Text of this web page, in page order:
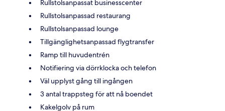
Rullstolsanpassat businesscenter
Rullstolsanpassad restaurang
Rullstolsanpassad lounge
Tillgänglighetsanpassad flygtransfer
Ramp till huvudentrén
Notifiering via dörrklocka och telefon
Väl upplyst gång till ingången
3 antal trappsteg för att nå boendet
Kakelgolv på rum